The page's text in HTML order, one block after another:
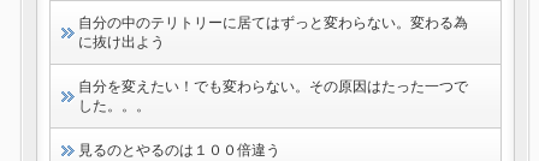
自分の中のテリトリーに居てはずっと変わらない。変わる為
に抜け出よう
自分を変えたい！でも変わらない。その原因はたった一つで
した。。。
見るのとやるのは１００倍違う